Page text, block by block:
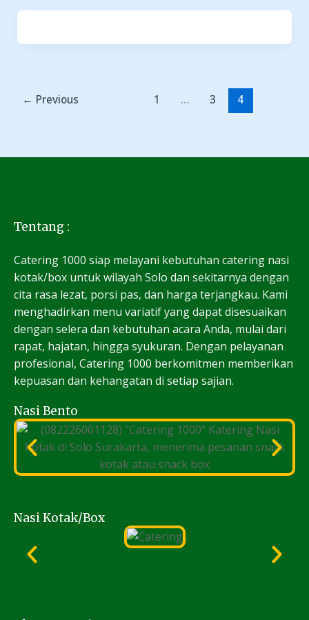
← Previous 1 … 3 4
Tentang :
Catering 1000 siap melayani kebutuhan catering nasi
kotak/box untuk wilayah Solo dan sekitarnya dengan
cita rasa lezat, porsi pas, dan harga terjangkau. Kami
menghadirkan menu variatif yang dapat disesuaikan
dengan selera dan kebutuhan acara Anda, mulai dari
rapat, hajatan, hingga syukuran. Dengan pelayanan
profesional, Catering 1000 berkomitmen memberikan
kepuasan dan kehangatan di setiap sajian.
Nasi Bento
Nasi Kotak/Box